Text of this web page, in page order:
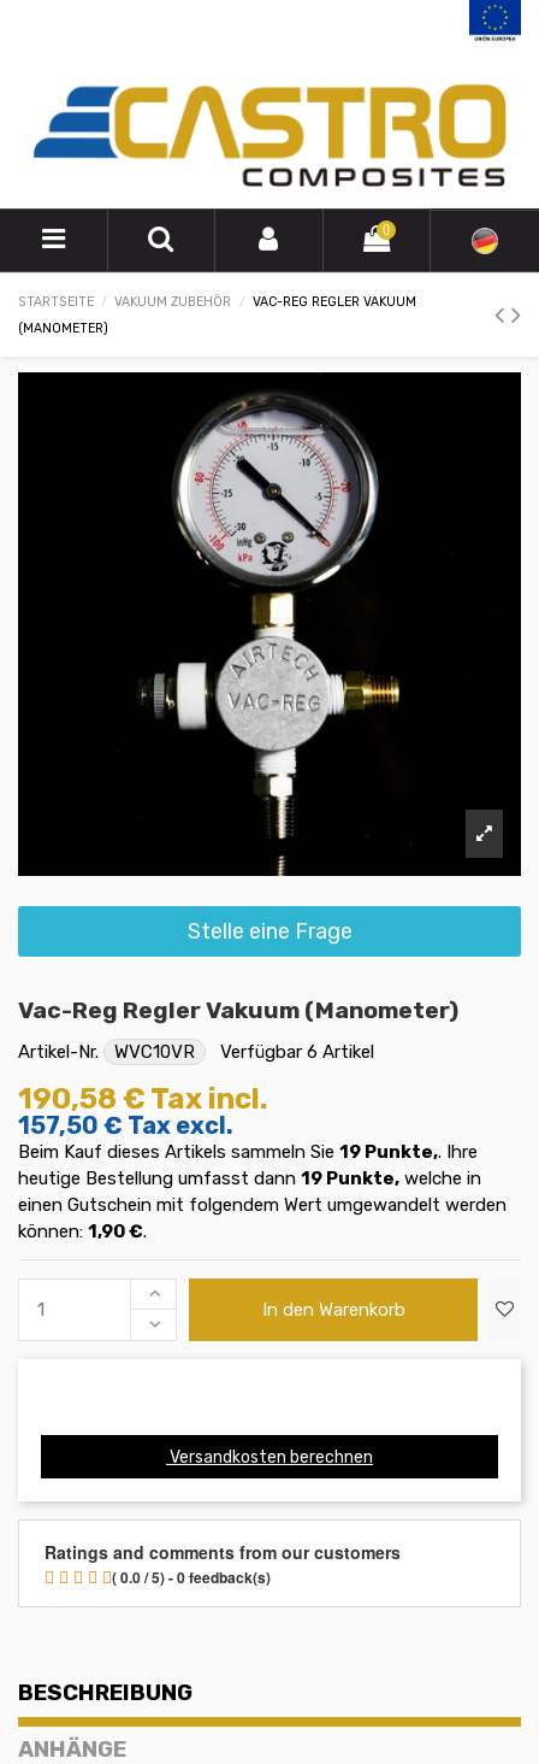
0
STARTSEITE VAKUUM ZUBEHÖR
VAC-REG REGLER VAKUUM
(MANOMETER)
Stelle eine Frage
Vac-Reg Regler Vakuum (Manometer)
Artikel-Nr. WVC10VR Verfügbar 6 Artikel
190,58 € Tax incl.
157,50 € Tax excl.
Beim Kauf dieses Artikels sammeln Sie 19 Punkte,. Ihre
heutige Bestellung umfasst dann 19 Punkte, welche in
einen Gutschein mit folgendem Wert umgewandelt werden
können: 1,90 €.
In den Warenkorb
Versandkosten berechnen
Ratings and comments from our customers
( 0.0 / 5) - 0 feedback(s)
BESCHREIBUNG
ANHÄNGE